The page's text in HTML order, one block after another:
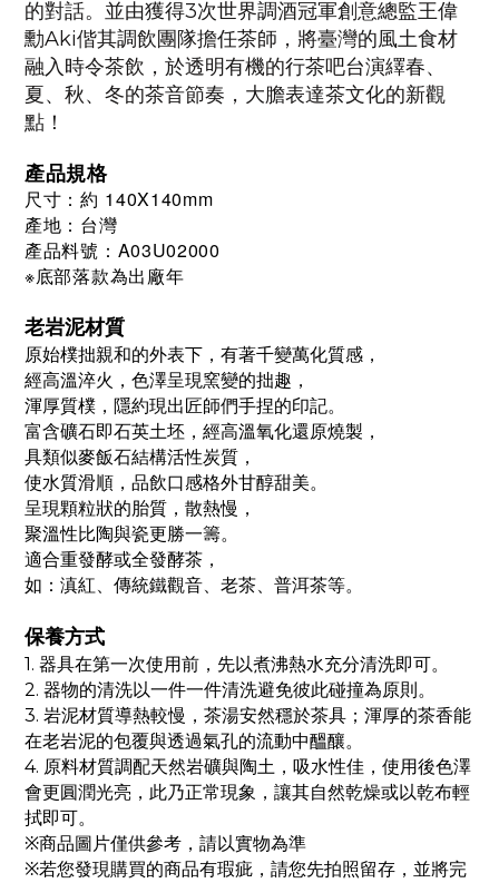
的對話。並由獲得3次世界調酒冠軍創意總監王偉
勳Aki偕其調飲團隊擔任茶師，將臺灣的風土食材
融入時令茶飲，於透明有機的行茶吧台演繹春、
夏、秋、冬的茶音節奏，大膽表達茶文化的新觀
點！
產品規格
尺寸：約 140X140mm
產地：台灣
產品料號： A03U02000
※底部落款為出廠年
老岩泥材質
原始樸拙親和的外表下，有著千變萬化質感，
經高溫淬火，色澤呈現窯變的拙趣，
渾厚質樸，隱約現出匠師們手捏的印記。
富含礦石即石英土坯，經高溫氧化還原燒製，
具類似麥飯石結構活性炭質，
使水質滑順，品飲口感格外甘醇甜美。
呈現顆粒狀的胎質，散熱慢，
聚溫性比陶與瓷更勝一籌。
適合重發酵或全發酵茶，
如：滇紅、傳統鐵觀音、老茶、普洱茶等。
保養方式
1. 器具在第一次使用前，先以煮沸熱水充分清洗即可。
2. 器物的清洗以一件一件清洗避免彼此碰撞為原則。
3. 岩泥材質導熱較慢，茶湯安然穩於茶具；渾厚的茶香能
在老岩泥的包覆與透過氣孔的流動中醞釀。
4. 原料材質調配天然岩礦與陶土，吸水性佳，使用後色澤
會更圓潤光亮，此乃正常現象，讓其自然乾燥或以乾布輕
拭即可。
※商品圖片僅供參考，請以實物為準
※若您發現購買的商品有瑕疵，請您先拍照留存，並將完